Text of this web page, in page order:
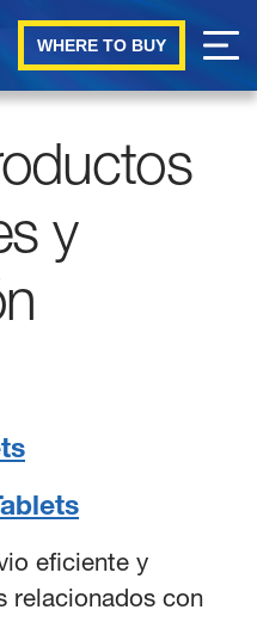
WHERE TO BUY
y
eficiente y
relacionados con